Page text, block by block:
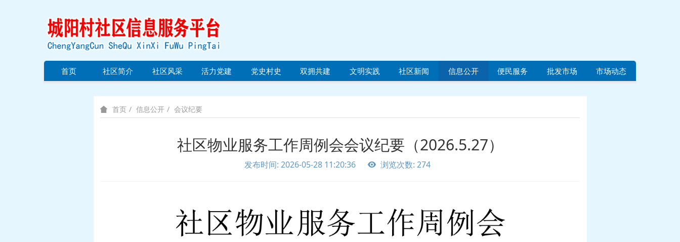
首页 社区简介 社区风采 活力党建 党史村史 双拥共建 文明实践 社区新闻 信息公开 便民服务 批发市场 市场动态
首页 信息公开 会议纪要
社区物业服务工作周例会会议纪要（2026.5.27）
发布时间: 2026-05-28 11:20:36 浏览次数: 274